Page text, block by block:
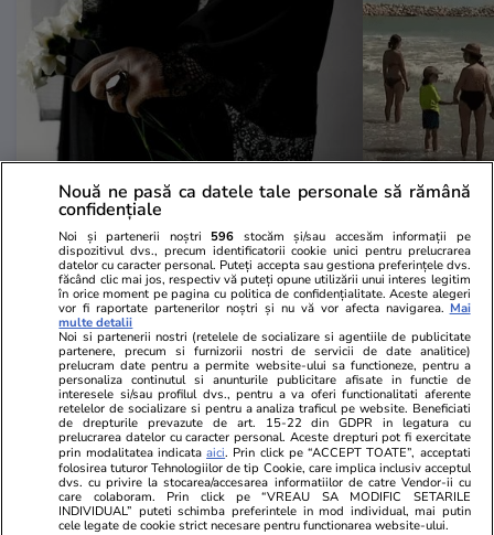
Mediafax.ro
Schema „văduvelor negre” din
Rusia. Femei acuzate că profită de
moartea soldaților
StirileKanalD.ro
Femeie
făcea plajă:
PROMO
Nouă ne pasă ca datele tale personale să rămână
confidențiale
Noi și partenerii noștri 596 stocăm și/sau accesăm informații pe
dispozitivul dvs., precum identificatorii cookie unici pentru prelucrarea
datelor cu caracter personal. Puteți accepta sau gestiona preferințele dvs.
făcând clic mai jos, respectiv vă puteți opune utilizării unui interes legitim
în orice moment pe pagina cu politica de confidențialitate. Aceste alegeri
vor fi raportate partenerilor noștri și nu vă vor afecta navigarea. Mai
multe detalii
Noi si partenerii nostri (retelele de socializare si agentiile de publicitate
partenere, precum si furnizorii nostri de servicii de date analitice)
prelucram date pentru a permite website-ului sa functioneze, pentru a
personaliza continutul si anunturile publicitare afisate in functie de
interesele si/sau profilul dvs., pentru a va oferi functionalitati aferente
retelelor de socializare si pentru a analiza traficul pe website. Beneficiati
de drepturile prevazute de art. 15-22 din GDPR in legatura cu
prelucrarea datelor cu caracter personal. Aceste drepturi pot fi exercitate
prin modalitatea indicataaici. Prin click pe “ACCEPT TOATE”, acceptati
folosirea tuturor Tehnologiilor de tip Cookie, care implica inclusiv acceptul
dvs. cu privire la stocarea/accesarea informatiilor de catre Vendor-ii cu
care colaboram. Prin click pe “VREAU SA MODIFIC SETARILE
INDIVIDUAL” puteti schimba preferintele in mod individual, mai putin
cele legate de cookie strict necesare pentru functionarea website-ului.